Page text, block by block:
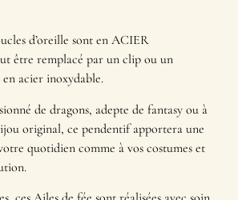
d’oreille sont en ACIER
être remplacé par un clip ou un
acier inoxydable.
de dragons, adepte de fantasy ou à
original, ce pendentif apportera une
quotidien comme à vos costumes et